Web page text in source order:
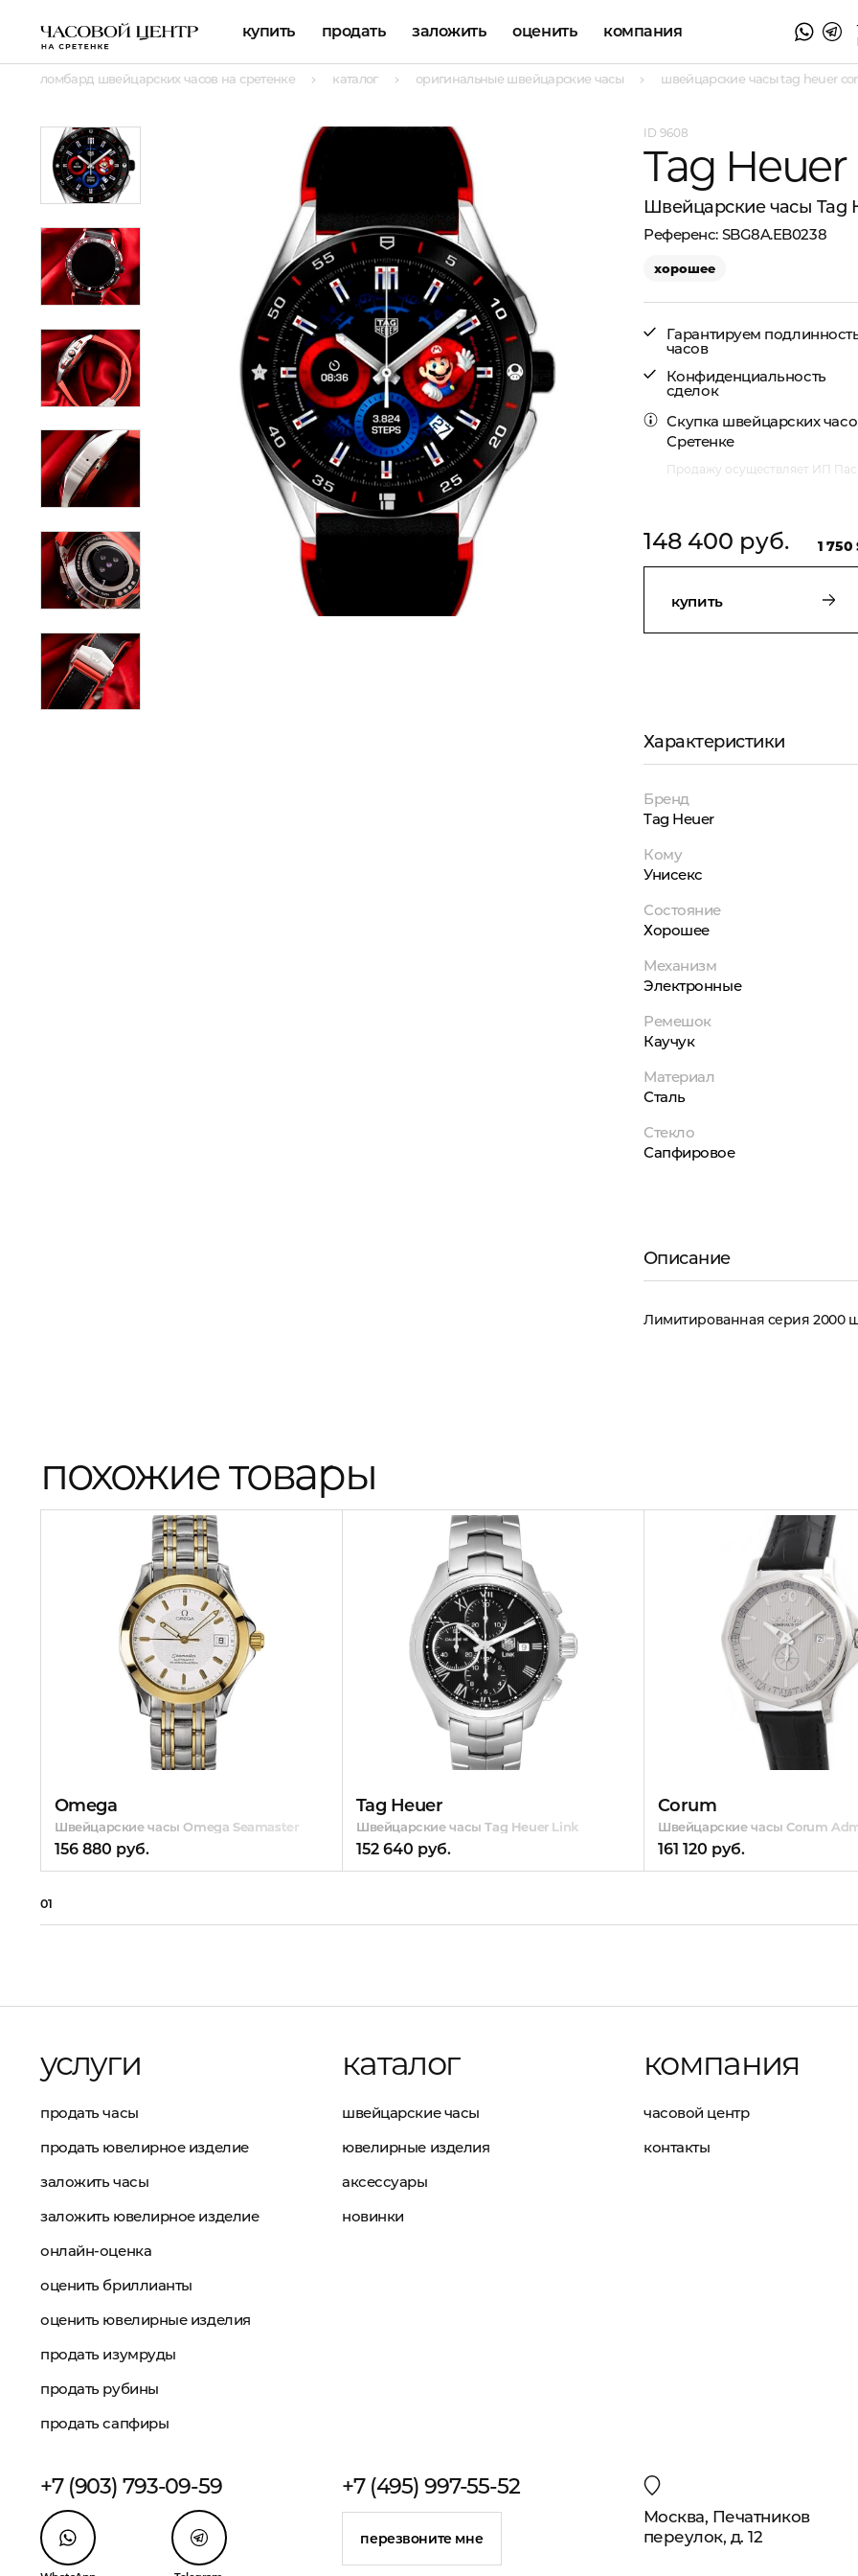
купить продать заложить оценить компания
ломбард швейцарских часов на сретенке каталог оригинальные швейцарские часы швейцарские часы tag heuer
9608
Tag Heuer
Швейцарские часы Tag
SBG8A.EB0238
хорошее
Гарантируем
часов
Конфиденциальность
сделок
Скупка швейцарских
Сретенке
Продажу осуществляет ИП
148 400 руб. 1 750
купить
Характеристики
Бренд
Tag Heuer
Кому
Унисекс
Состояние
Хорошее
Механизм
Электронные
Ремешок
Каучук
Материал
Сталь
Стекло
Сапфировое
Описание
Лимитированная серия 2000
похожие товары
Omega
Швейцарские часы Omega Seamaster
156 880 руб.
Tag Heuer
Швейцарские часы Tag Heuer Link
152 640 руб.
Corum
Швейцарские часы Corum
161 120 руб.
01
услуги
продать часы
продать ювелирное изделие
заложить часы
заложить ювелирное изделие
онлайн-оценка
оценить бриллианты
оценить ювелирные изделия
продать изумруды
продать рубины
продать сапфиры
каталог
швейцарские часы
ювелирные изделия
аксессуары
новинки
компания
часовой центр
контакты
+7 (903) 793-09-59 +7 (495) 997-55-52
перезвоните мне
Москва, Печатников
переулок, д. 12